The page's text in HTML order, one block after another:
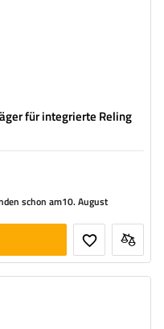
für integrierte Reling
schon am10. August